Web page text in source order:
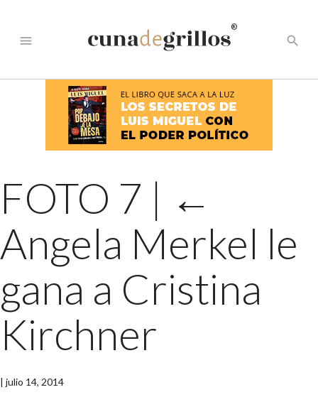
menu
®
search
FOTO 7 | ←
Angela Merkel le
gana a Cristina
Kirchner
| julio 14, 2014